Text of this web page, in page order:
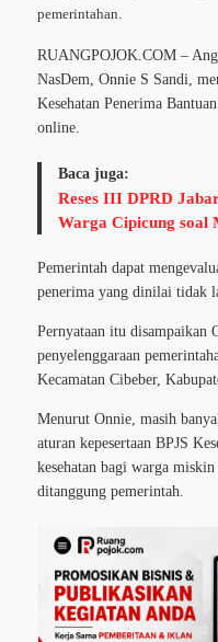
pemerintahan.
RUANGPOJOK.COM –
NasDem, Onnie S Sandi,
Kesehatan Penerima
online.
Baca juga:
Reses III DPRD
Warga Cipicung soal
Pemerintah dapat
penerima yang dinilai tidak
Pernyataan itu disampaikan
penyelenggaraan
Kecamatan Cibeber,
Menurut Onnie, masih
aturan kepesertaan BPJS
kesehatan bagi warga
ditanggung pemerintah.